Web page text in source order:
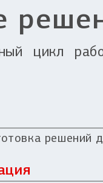
цикл